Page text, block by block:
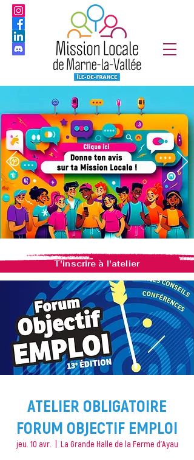
T'inscrire à l'atelier
ATELIER OBLIGATOIRE
FORUM OBJECTIF EMPLOI
jeu. 10 avr. La Grande Halle de la Ferme d'Ayau